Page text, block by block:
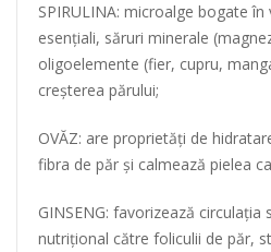
SPIRULINA: microalge bogate
esențiali, săruri minerale
oligoelemente (fier, cupru,
creșterea părului;
OVĂZ: are proprietăți de
fibra de păr și calmează pielea
GINSENG: favorizează circulația
nutrițional către foliculii de păr,